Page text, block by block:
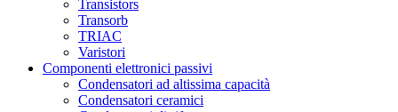
Transistors
Transorb
TRIAC
Varistori
Componenti elettronici passivi
Condensatori ad altissima capacità
Condensatori ceramici